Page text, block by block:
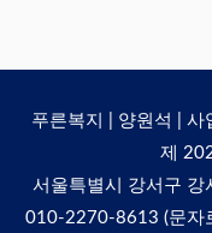
푸른복지 | 양원석 |
제
서울특별시 강서구
010-2270-8613 (문자